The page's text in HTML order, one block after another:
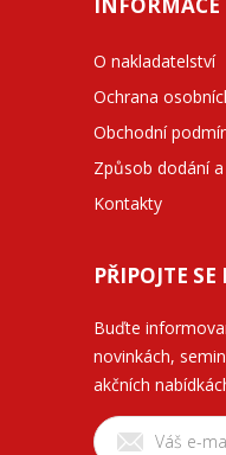
INFORMACE
O nakladatelství
Ochrana
Obchodní
Způsob dodání
Kontakty
PŘIPOJTE
Buďte
novinkách,
akčních